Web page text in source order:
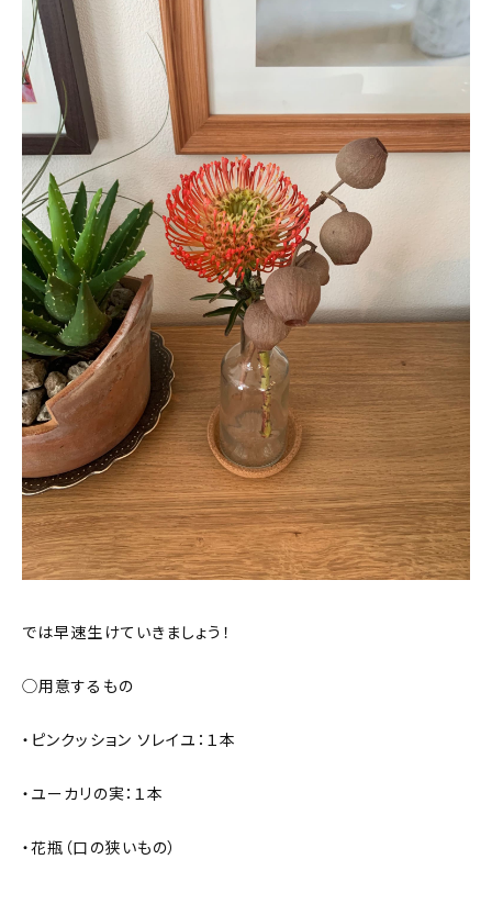
では早速生けていきましょう！
◯用意するもの
・ピンクッション ソレイユ：１本
・ユーカリの実：１本
・花瓶（口の狭いもの）